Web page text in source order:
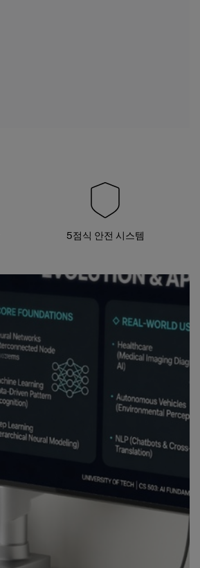
5점식 안전 시스템